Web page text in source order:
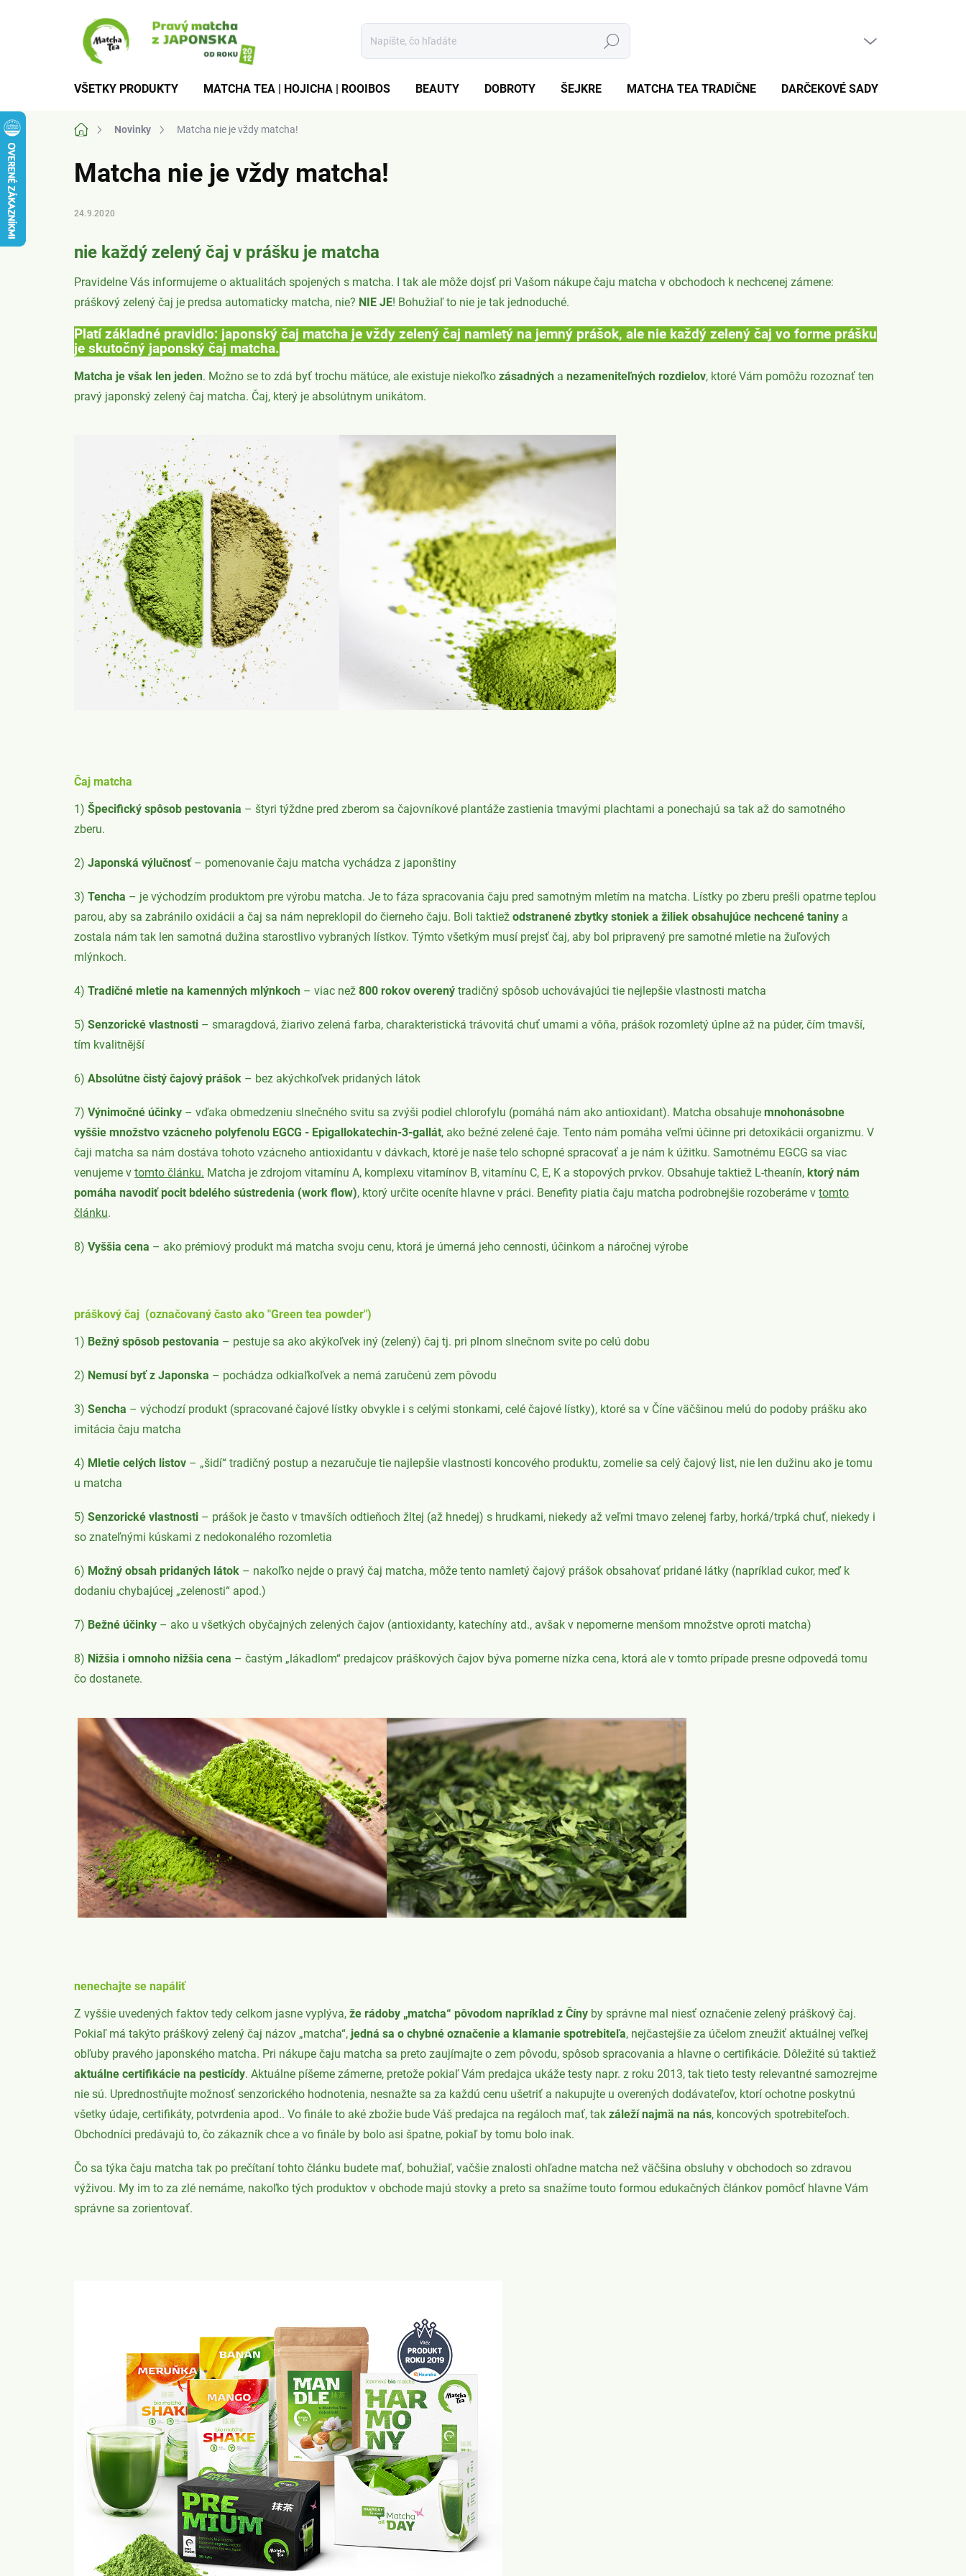
Hľadať
VŠETKY PRODUKTY MATCHA TEA | HOJICHA | ROOIBOS BEAUTY DOBROTY ŠEJKRE MATCHA TEA TRADIČNE DARČEKOVÉ SADY
DomovNovinky Matcha nie je vždy matcha!
Matcha nie je vždy matcha!
24.9.2020
nie každý zelený čaj v prášku je matcha
Pravidelne Vás informujeme o aktualitách spojených s matcha. I tak ale môže dojsť pri Vašom nákupe čaju matcha v obchodoch k nechcenej zámene:
práškový zelený čaj je predsa automaticky matcha, nie? NIE JE! Bohužiaľ to nie je tak jednoduché.
Platí základné pravidlo: japonský čaj matcha je vždy zelený čaj namletý na jemný prášok, ale nie každý zelený čaj vo forme prášku
je skutočný japonský čaj matcha.
Matcha je však len jeden. Možno se to zdá byť trochu mätúce, ale existuje niekoľko zásadných a nezameniteľných rozdielov, ktoré Vám pomôžu rozoznať ten
pravý japonský zelený čaj matcha. Čaj, který je absolútnym unikátom.
Čaj matcha
1) Špecifický spôsob pestovania – štyri týždne pred zberom sa čajovníkové plantáže zastienia tmavými plachtami a ponechajú sa tak až do samotného
zberu.
2) Japonská výlučnosť– pomenovanie čaju matcha vychádza z japonštiny
3) Tencha – je východzím produktom pre výrobu matcha. Je to fáza spracovania čaju pred samotným mletím na matcha. Lístky po zberu prešli opatrne teplou
parou, aby sa zabránilo oxidácii a čaj sa nám nepreklopil do čierneho čaju. Boli taktiež odstranené zbytky stoniek a žiliek obsahujúce nechcené taniny a
zostala nám tak len samotná dužina starostlivo vybraných lístkov. Týmto všetkým musí prejsť čaj, aby bol pripravený pre samotné mletie na žuľových
mlýnkoch.
4) Tradičné mletie na kamenných mlýnkoch – viac než 800 rokov overený tradičný spôsob uchovávajúci tie nejlepšie vlastnosti matcha
5) Senzorické vlastnosti – smaragdová, žiarivo zelená farba, charakteristická trávovitá chuť umami a vôňa, prášok rozomletý úplne až na púder, čím tmavší,
tím kvalitnější
6) Absolútne čistý čajový prášok – bez akýchkoľvek pridaných látok
7) Výnimočné účinky – vďaka obmedzeniu slnečného svitu sa zvýši podiel chlorofylu (pomáhá nám ako antioxidant). Matcha obsahuje mnohonásobne
vyššie množstvo vzácneho polyfenolu EGCG - Epigallokatechin-3-gallát, ako bežné zelené čaje. Tento nám pomáha veľmi účinne pri detoxikácii organizmu. V
čaji matcha sa nám dostáva tohoto vzácneho antioxidantu v dávkach, ktoré je naše telo schopné spracovať a je nám k úžitku. Samotnému EGCG sa viac
venujeme v tomto článku. Matcha je zdrojom vitamínu A, komplexu vitamínov B, vitamínu C, E, K a stopových prvkov. Obsahuje taktiež L-theanín, ktorý nám
pomáha navodiť pocit bdelého sústredenia (work flow), ktorý určite oceníte hlavne v práci. Benefity piatia čaju matcha podrobnejšie rozoberáme v tomto
článku.
8) Vyššia cena – ako prémiový produkt má matcha svoju cenu, ktorá je úmerná jeho cennosti, účinkom a náročnej výrobe
práškový čaj (označovaný často ako "Green tea powder")
1) Bežný spôsob pestovania – pestuje sa ako akýkoľvek iný (zelený) čaj tj. pri plnom slnečnom svite po celú dobu
2) Nemusí byť z Japonska – pochádza odkiaľkoľvek a nemá zaručenú zem pôvodu
3) Sencha – východzí produkt (spracované čajové lístky obvykle i s celými stonkami, celé čajové lístky), ktoré sa v Číne väčšinou melú do podoby prášku ako
imitácia čaju matcha
4) Mletie celých listov – „šidí“ tradičný postup a nezaručuje tie najlepšie vlastnosti koncového produktu, zomelie sa celý čajový list, nie len dužinu ako je tomu
u matcha
5) Senzorické vlastnosti – prášok je často v tmavších odtieňoch žltej (až hnedej) s hrudkami, niekedy až veľmi tmavo zelenej farby, horká/trpká chuť, niekedy i
so znateľnými kúskami z nedokonalého rozomletia
6) Možný obsah pridaných látok – nakoľko nejde o pravý čaj matcha, môže tento namletý čajový prášok obsahovať pridané látky (napríklad cukor, meď k
dodaniu chybajúcej „zelenosti“ apod.)
7) Bežné účinky – ako u všetkých obyčajných zelených čajov (antioxidanty, katechíny atd., avšak v nepomerne menšom množstve oproti matcha)
8) Nižšia i omnoho nižšia cena – častým „lákadlom“ predajcov práškových čajov býva pomerne nízka cena, ktorá ale v tomto prípade presne odpovedá tomu
čo dostanete.
nenechajte se napáliť
Z vyššie uvedených faktov tedy celkom jasne vyplýva, že rádoby „matcha“ pôvodom napríklad z Číny by správne mal niesť označenie zelený práškový čaj.
Pokiaľ má takýto práškový zelený čaj názov „matcha“, jedná sa o chybné označenie a klamanie spotrebiteľa, nejčastejšie za účelom zneužiť aktuálnej veľkej
obľuby pravého japonského matcha. Pri nákupe čaju matcha sa preto zaujímajte o zem pôvodu, spôsob spracovania a hlavne o certifikácie. Dôležité sú taktiež
aktuálne certifikácie na pesticídy. Aktuálne píšeme zámerne, pretože pokiaľ Vám predajca ukáže testy napr. z roku 2013, tak tieto testy relevantné samozrejme
nie sú. Uprednostňujte možnosť senzorického hodnotenia, nesnažte sa za každú cenu ušetriť a nakupujte u overených dodávateľov, ktorí ochotne poskytnú
všetky údaje, certifikáty, potvrdenia apod.. Vo finále to aké zbožie bude Váš predajca na regáloch mať, tak záleží najmä na nás, koncových spotrebiteľoch.
Obchodníci predávajú to, čo zákazník chce a vo finále by bolo asi špatne, pokiaľ by tomu bolo inak.
Čo sa týka čaju matcha tak po prečítaní tohto článku budete mať, bohužiaľ, vačšie znalosti ohľadne matcha než väčšina obsluhy v obchodoch so zdravou
výživou. My im to za zlé nemáme, nakoľko tých produktov v obchode majú stovky a preto sa snažíme touto formou edukačných článkov pomôcť hlavne Vám
správne sa zorientovať.